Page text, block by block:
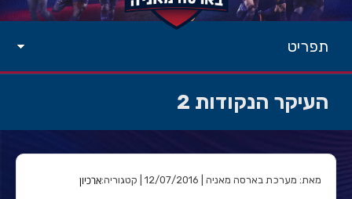
תפריט
העיקר הנקודות 2
מאת: מערכת בארסה מאניה | 12/07/2016 | קטגוריה: ארכיון